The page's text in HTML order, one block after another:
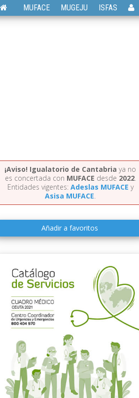
MUFACE MUGEJU ISFAS
¡Aviso! Igualatorio de Cantabria ya no
es concertada con MUFACE desde 2022.
Entidades vigentes: Adeslas MUFACE y
Asisa MUFACE.